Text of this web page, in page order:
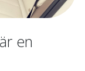
en